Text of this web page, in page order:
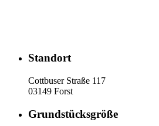
Standort
Cottbuser Straße 117
03149 Forst
Grundstücksgröße